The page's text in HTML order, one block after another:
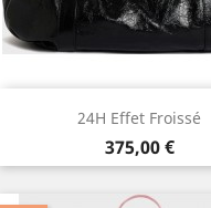
24H Effet Froissé
Prix
375,00 €
Aperçu rapide